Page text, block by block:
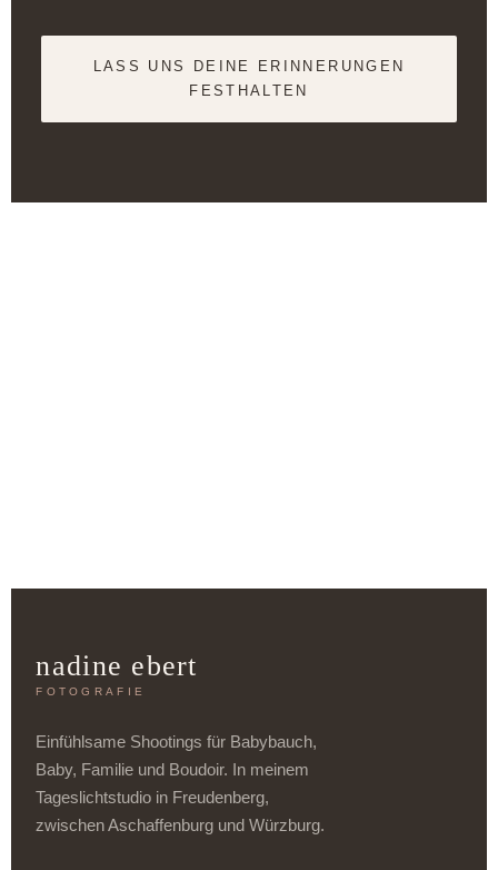
LASS UNS DEINE ERINNERUNGEN
FESTHALTEN
nadine ebert
FOTOGRAFIE
Einfühlsame Shootings für Babybauch,
Baby, Familie und Boudoir. In meinem
Tageslichtstudio in Freudenberg,
zwischen Aschaffenburg und Würzburg.